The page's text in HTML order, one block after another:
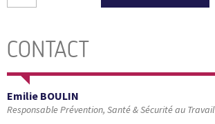
CONTACT
Emilie BOULIN
Responsable Prévention, Santé & Sécurité au Travail